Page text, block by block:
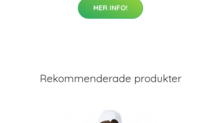
MER INFO!
Rekommenderade produkter